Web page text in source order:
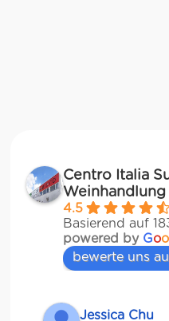
Centro Italia
Weinhandlung
4.5
Basierend auf
powered by Goo
bewerte uns
Jessica Chu